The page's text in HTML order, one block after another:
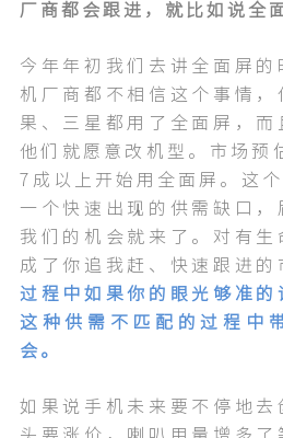
厂商都会跟进，就比如说全
今年年初我们去讲全面屏的
机厂商都不相信这个事情，
果、三星都用了全面屏，而
他们就愿意改机型。市场预
7成以上开始用全面屏。这
一个快速出现的供需缺口，
我们的机会就来了。对有生
成了你追我赶、快速跟进
过程中如果你的眼光够准的
这种供需不匹配的过程中
会。
如果说手机未来要不停地去